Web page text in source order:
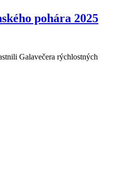
pohára 2025
Galavečera rýchlostných